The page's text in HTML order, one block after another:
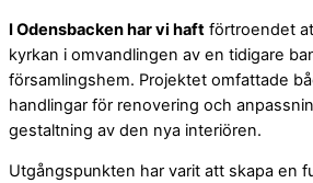
I Odensbacken har vi haft förtroendet
kyrkan i omvandlingen av en tidigare
församlingshem. Projektet omfattade
handlingar för renovering och
gestaltning av den nya interiören.
Utgångspunkten har varit att skapa en